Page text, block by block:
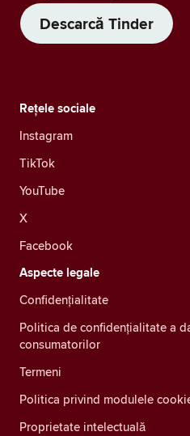
Descarcă Tinder
Rețele sociale
Instagram
TikTok
YouTube
X
Facebook
Aspecte legale
Confidenţialitate
Politica de confidențialitate a
consumatorilor
Termeni
Politica privind modulele
Proprietate intelectuală